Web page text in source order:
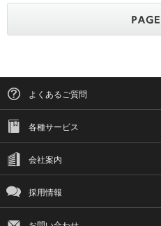
よくあるご質問
各種サービス
会社案内
採用情報